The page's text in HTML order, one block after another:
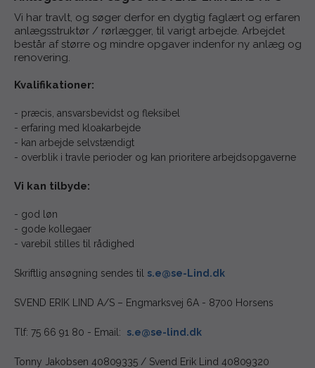
Vi har travlt, og søger derfor en dygtig faglært og erfaren
anlægsstruktør / rørlægger, til varigt arbejde. Arbejdet
består af større og mindre opgaver indenfor ny anlæg og
renovering.
Kvalifikationer:
- præcis, ansvarsbevidst og fleksibel
- erfaring med kloakarbejde
- kan arbejde selvstændigt
- overblik i travle perioder og kan prioritere arbejdsopgaverne
Vi kan tilbyde:
- god løn
- gode kollegaer
- varebil stilles til rådighed
Skriftlig ansøgning sendes til s.e@se-Lind.dk
SVEND ERIK LIND A/S – Engmarksvej 6A - 8700 Horsens
Tlf: 75 66 91 80 - Email: s.e@se-lind.dk
Tonny Jakobsen 40809335 / Svend Erik Lind 40809320